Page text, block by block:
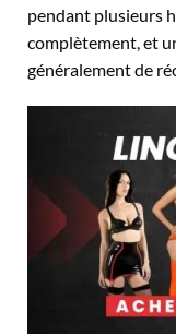
pendant plusieurs
complètement, et
généralement de